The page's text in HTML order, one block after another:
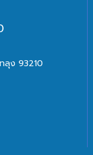
ลุง 93210